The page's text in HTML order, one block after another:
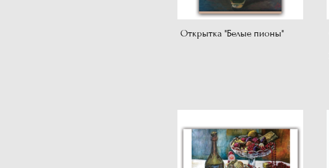
Открытка "Белые пионы"